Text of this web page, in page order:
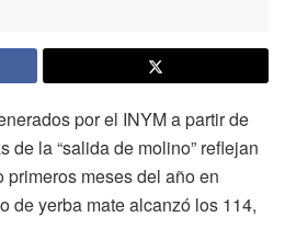
por el INYM a partir de
de la “salida de molino” reflejan
meses del año en
de yerba mate alcanzó los 114,